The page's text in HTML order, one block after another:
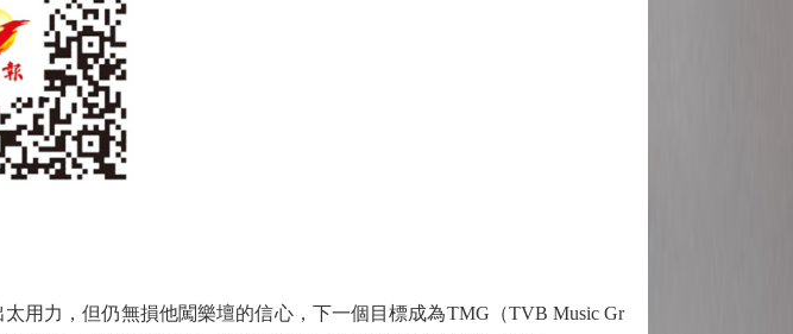
力，但仍無損他闖樂壇的信心，下一個目標成為TMG（TVB Music Gr